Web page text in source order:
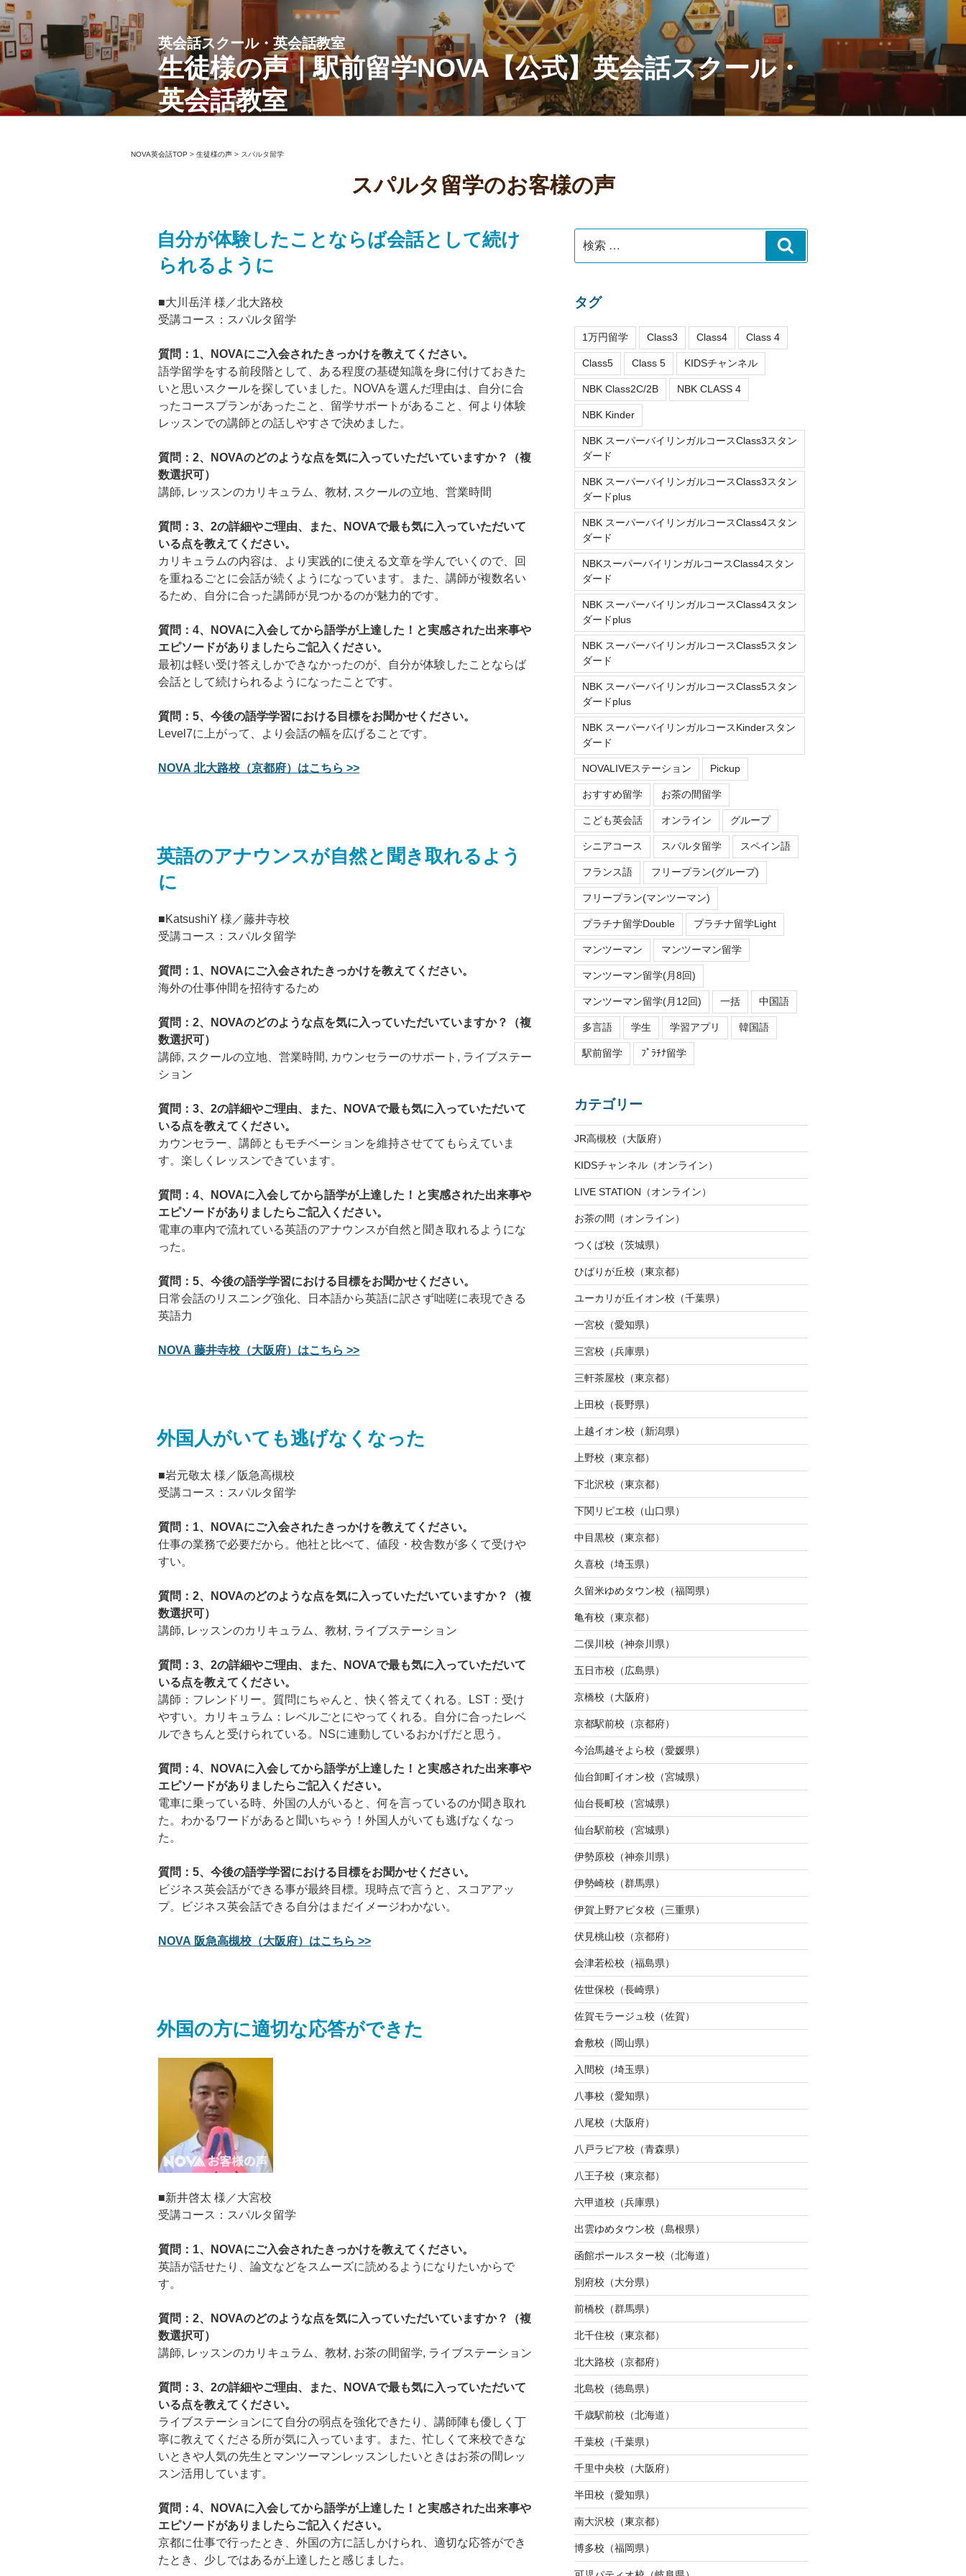
コ
ン
テ
ン
へ
ス
英会話スクール・英会話教室
生徒様の声｜駅前留学NOVA【公式】英会話スクール・
英会話教室
NOVA英会話TOP > 生徒様の声 > スパルタ留学
スパルタ留学のお客様の声
自分が体験したことならば会話として続け
られるように
■大川岳洋 様／北大路校
受講コース：スパルタ留学
質問：1、NOVAにご入会されたきっかけを教えてください。
語学留学をする前段階として、ある程度の基礎知識を身に付けておきた
いと思いスクールを探していました。NOVAを選んだ理由は、自分に合
ったコースプランがあったこと、留学サポートがあること、何より体験
レッスンでの講師との話しやすさで決めました。
質問：2、NOVAのどのような点を気に入っていただいていますか？（複
数選択可）
講師, レッスンのカリキュラム、教材, スクールの立地、営業時間
質問：3、2の詳細やご理由、また、NOVAで最も気に入っていただいて
いる点を教えてください。
カリキュラムの内容は、より実践的に使える文章を学んでいくので、回
を重ねるごとに会話が続くようになっています。また、講師が複数名い
るため、自分に合った講師が見つかるのが魅力的です。
質問：4、NOVAに入会してから語学が上達した！と実感された出来事や
エピソードがありましたらご記入ください。
最初は軽い受け答えしかできなかったのが、自分が体験したことならば
会話として続けられるようになったことです。
質問：5、今後の語学学習における目標をお聞かせください。
Level7に上がって、より会話の幅を広げることです。
NOVA 北大路校（京都府）はこちら >>
英語のアナウンスが自然と聞き取れるよう
に
■KatsushiY 様／藤井寺校
受講コース：スパルタ留学
質問：1、NOVAにご入会されたきっかけを教えてください。
海外の仕事仲間を招待するため
質問：2、NOVAのどのような点を気に入っていただいていますか？（複
数選択可）
講師, スクールの立地、営業時間, カウンセラーのサポート, ライブステー
ション
質問：3、2の詳細やご理由、また、NOVAで最も気に入っていただいて
いる点を教えてください。
カウンセラー、講師ともモチベーションを維持させててもらえていま
す。楽しくレッスンできています。
質問：4、NOVAに入会してから語学が上達した！と実感された出来事や
エピソードがありましたらご記入ください。
電車の車内で流れている英語のアナウンスが自然と聞き取れるようにな
った。
質問：5、今後の語学学習における目標をお聞かせください。
日常会話のリスニング強化、日本語から英語に訳さず咄嗟に表現できる
英語力
NOVA 藤井寺校（大阪府）はこちら >>
外国人がいても逃げなくなった
■岩元敬太 様／阪急高槻校
受講コース：スパルタ留学
質問：1、NOVAにご入会されたきっかけを教えてください。
仕事の業務で必要だから。他社と比べて、値段・校舎数が多くて受けや
すい。
質問：2、NOVAのどのような点を気に入っていただいていますか？（複
数選択可）
講師, レッスンのカリキュラム、教材, ライブステーション
質問：3、2の詳細やご理由、また、NOVAで最も気に入っていただいて
いる点を教えてください。
講師：フレンドリー。質問にちゃんと、快く答えてくれる。LST：受け
やすい。カリキュラム：レベルごとにやってくれる。自分に合ったレベ
ルできちんと受けられている。NSに連動しているおかげだと思う。
質問：4、NOVAに入会してから語学が上達した！と実感された出来事や
エピソードがありましたらご記入ください。
電車に乗っている時、外国の人がいると、何を言っているのか聞き取れ
た。わかるワードがあると聞いちゃう！外国人がいても逃げなくなっ
た。
質問：5、今後の語学学習における目標をお聞かせください。
ビジネス英会話ができる事が最終目標。現時点で言うと、スコアアッ
プ。ビジネス英会話できる自分はまだイメージわかない。
NOVA 阪急高槻校（大阪府）はこちら >>
外国の方に適切な応答ができた
■新井啓太 様／大宮校
受講コース：スパルタ留学
質問：1、NOVAにご入会されたきっかけを教えてください。
英語が話せたり、論文などをスムーズに読めるようになりたいからで
す。
質問：2、NOVAのどのような点を気に入っていただいていますか？（複
数選択可）
講師, レッスンのカリキュラム、教材, お茶の間留学, ライブステーション
質問：3、2の詳細やご理由、また、NOVAで最も気に入っていただいて
いる点を教えてください。
ライブステーションにて自分の弱点を強化できたり、講師陣も優しく丁
寧に教えてくださる所が気に入っています。また、忙しくて来校できな
いときや人気の先生とマンツーマンレッスンしたいときはお茶の間レッ
スン活用しています。
質問：4、NOVAに入会してから語学が上達した！と実感された出来事や
エピソードがありましたらご記入ください。
京都に仕事で行ったとき、外国の方に話しかけられ、適切な応答ができ
たとき、少しではあるが上達したと感じました。
索:
索
タグ
1万円留学 Class3 Class4 Class 4
Class5 Class 5 KIDSチャンネル
NBK Class2C/2B NBK CLASS 4
NBK Kinder
NBK スーパーバイリンガルコースClass3スタン
ダード
NBK スーパーバイリンガルコースClass3スタン
ダードplus
NBK スーパーバイリンガルコースClass4スタン
ダード
NBKスーパーバイリンガルコースClass4スタン
ダード
NBK スーパーバイリンガルコースClass4スタン
ダードplus
NBK スーパーバイリンガルコースClass5スタン
ダード
NBK スーパーバイリンガルコースClass5スタン
ダードplus
NBK スーパーバイリンガルコースKinderスタン
ダード
NOVALIVEステーション Pickup
おすすめ留学 お茶の間留学
こども英会話 オンライン グループ
シニアコース スパルタ留学 スペイン語
フランス語 フリープラン(グループ)
フリープラン(マンツーマン)
プラチナ留学Double プラチナ留学Light
マンツーマン マンツーマン留学
マンツーマン留学(月8回)
マンツーマン留学(月12回) 一括 中国語
多言語 学生 学習アプリ 韓国語
駅前留学 ﾌﾟﾗﾁﾅ留学
カテゴリー
JR高槻校（大阪府）
KIDSチャンネル（オンライン）
LIVE STATION（オンライン）
お茶の間（オンライン）
つくば校（茨城県）
ひばりが丘校（東京都）
ユーカリが丘イオン校（千葉県）
一宮校（愛知県）
三宮校（兵庫県）
三軒茶屋校（東京都）
上田校（長野県）
上越イオン校（新潟県）
上野校（東京都）
下北沢校（東京都）
下関リピエ校（山口県）
中目黒校（東京都）
久喜校（埼玉県）
久留米ゆめタウン校（福岡県）
亀有校（東京都）
二俣川校（神奈川県）
五日市校（広島県）
京橋校（大阪府）
京都駅前校（京都府）
今治馬越そよら校（愛媛県）
仙台卸町イオン校（宮城県）
仙台長町校（宮城県）
仙台駅前校（宮城県）
伊勢原校（神奈川県）
伊勢崎校（群馬県）
伊賀上野アピタ校（三重県）
伏見桃山校（京都府）
会津若松校（福島県）
佐世保校（長崎県）
佐賀モラージュ校（佐賀）
倉敷校（岡山県）
入間校（埼玉県）
八事校（愛知県）
八尾校（大阪府）
八戸ラピア校（青森県）
八王子校（東京都）
六甲道校（兵庫県）
出雲ゆめタウン校（島根県）
函館ポールスター校（北海道）
別府校（大分県）
前橋校（群馬県）
北千住校（東京都）
北大路校（京都府）
北島校（徳島県）
千歳駅前校（北海道）
千葉校（千葉県）
千里中央校（大阪府）
半田校（愛知県）
南大沢校（東京都）
博多校（福岡県）